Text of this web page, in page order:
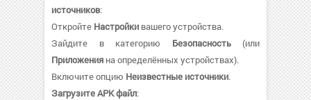
источников:
Откройте Настройки вашего устройства.
Зайдите в категорию Безопасность(или
Приложения на определённых устройствах).
Включите опцию Неизвестные источники.
Загрузите APK файл: